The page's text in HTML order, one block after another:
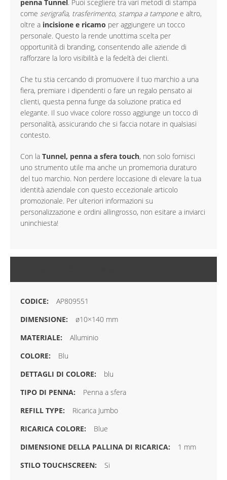
penna Tunnel. Puoi scegliere tra vari metodi di stampa
come serigrafia, trasferimento, stampa a tampone e altro,
oltre a incisione e ricamo per aggiungere un tocco
personale. Questo la rende unottima scelta per
opportunità di branding, consentendo alle aziende di
rafforzare la loro visibilità e la fedeltà dei clienti.
Che tu stia cercando di promuovere il tuo marchio a una
fiera, premiare i dipendenti o fare un regalo pensato ai
clienti, questa penna funge da soluzione pratica ed
elegante. Il suo vivace colore rosso aggiunge un tocco di
personalità, assicurando che si faccia notare in qualsiasi
contesto.
Con la Tunnel, penna a sfera touch, non solo fornisci
uno strumento utile ma anche un promemoria duraturo
del tuo marchio. Non perdere loccasione di elevare la tua
identità aziendale con questo eccezionale articolo
promozionale. Per ulteriori informazioni su
personalizzazione e ordini allingrosso, non esitare a inviarci
uninchiesta!
AP809551
ø10×140 mm
Alluminio
Blu
blu
Penna a sfera
Ricarica Jumbo
Blue
1 mm
Si